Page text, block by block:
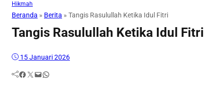
Hikmah
Beranda » Berita » Tangis Rasulullah Ketika Idul Fitri
Tangis Rasulullah Ketika Idul Fitri
15 Januari 2026
Facebook Twitter Mail WhatsApp